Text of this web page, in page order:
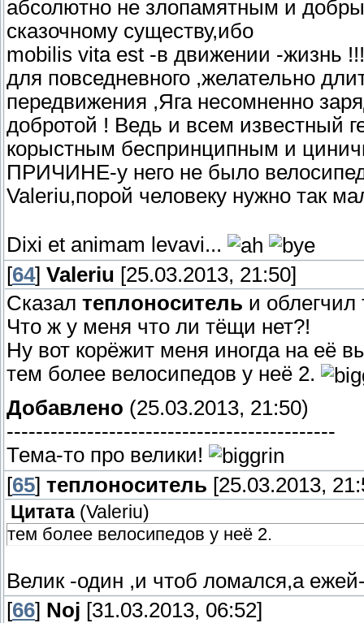
абсолютно не злопамятным и
сказочному существу,ибо
mobilis vita est -в движении -жизнь
для повседневного ,желательно
передвижения ,Яга несомненно
добротой ! Ведь и всем известный
корыстным беспринципным и
ПРИЧИНЕ-у него не было
Valeriu,порой человеку нужно так
Dixi et animam levavi...
[64] Valeriu [25.03.2013, 21:50]
Сказал теплоноситель и
Что ж у меня что ли тёщи нет?!
Ну вот корёжит меня иногда на её
тем более велосипедов у неё 2.
Добавлено (25.03.2013, 21:50)
---------------------------------------------
Тема-то про велики!
[65] теплоноситель [25.03.2013,
Цитата (Valeriu)
тем более велосипедов у неё 2.
Велик -один ,и чтоб ломался,а
[66] Noj [31.03.2013, 06:52]